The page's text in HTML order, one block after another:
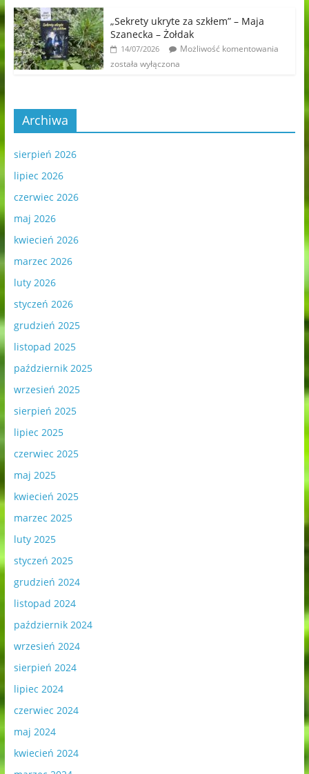
„Sekrety ukryte za szkłem” – Maja
Szanecka – Żołdak
14/07/2026
Możliwość komentowania
została wyłączona
Archiwa
sierpień 2026
lipiec 2026
czerwiec 2026
maj 2026
kwiecień 2026
marzec 2026
luty 2026
styczeń 2026
grudzień 2025
listopad 2025
październik 2025
wrzesień 2025
sierpień 2025
lipiec 2025
czerwiec 2025
maj 2025
kwiecień 2025
marzec 2025
luty 2025
styczeń 2025
grudzień 2024
listopad 2024
październik 2024
wrzesień 2024
sierpień 2024
lipiec 2024
czerwiec 2024
maj 2024
kwiecień 2024